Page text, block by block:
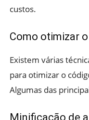
custos.
Como otimizar
Existem várias
para otimizar o
Algumas das
Minificação de